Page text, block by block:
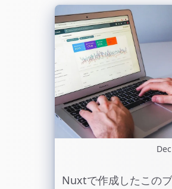
Nuxtで作成したこの